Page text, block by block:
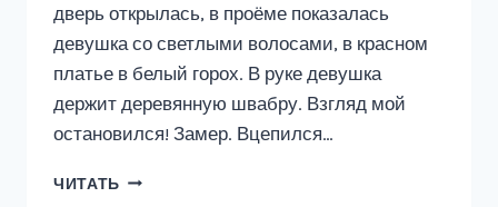
дверь открылась, в проёме показалась
девушка со светлыми волосами, в красном
платье в белый горох. В руке девушка
держит деревянную швабру. Взгляд мой
остановился! Замер. Вцепился…
ЧИТАТЬ УБОРЩИЦА